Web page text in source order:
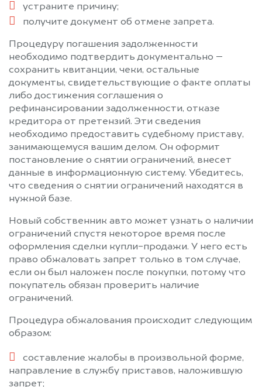
устраните причину;
получите документ об отмене запрета.
Процедуру погашения задолженности
необходимо подтвердить документально –
сохранить квитанции, чеки, остальные
документы, свидетельствующие о факте оплаты
либо достижения соглашения о
рефинансировании задолженности, отказе
кредитора от претензий. Эти сведения
необходимо предоставить судебному приставу,
занимающемуся вашим делом. Он оформит
постановление о снятии ограничений, внесет
данные в информационную систему. Убедитесь,
что сведения о снятии ограничений находятся в
нужной базе.
Новый собственник авто может узнать о наличии
ограничений спустя некоторое время после
оформления сделки купли-продажи. У него есть
право обжаловать запрет только в том случае,
если он был наложен после покупки, потому что
покупатель обязан проверить наличие
ограничений.
Процедура обжалования происходит следующим
образом:
составление жалобы в произвольной форме,
направление в службу приставов, наложившую
запрет;